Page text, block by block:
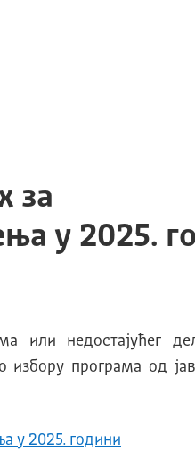
за
у 2025.
или недостајућег
избору програма од
у 2025. години